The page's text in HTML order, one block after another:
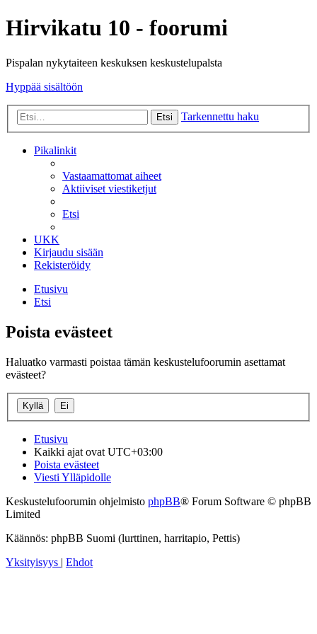
Hirvikatu 10 - foorumi
Pispalan nykytaiteen keskuksen keskustelupalsta
Hyppää sisältöön
Etsi Tarkennettu haku
Pikalinkit
Vastaamattomat aiheet
Aktiiviset viestiketjut
Etsi
UKK
Kirjaudu sisään
Rekisteröidy
Etusivu
Etsi
Poista evästeet
Haluatko varmasti poistaa tämän keskustelufoorumin asettamat
evästeet?
Etusivu
Kaikki ajat ovat UTC+03:00
Poista evästeet
Viesti Ylläpidolle
Keskustelufoorumin ohjelmisto phpBB® Forum Software © phpBB
Limited
Käännös: phpBB Suomi (lurttinen, harritapio, Pettis)
Yksityisyys | Ehdot